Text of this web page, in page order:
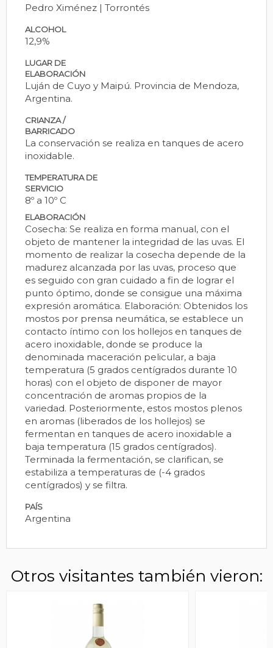
Pedro Ximénez | Torrontés
ALCOHOL
12,9%
LUGAR DE
ELABORACIÓN
Luján de Cuyo y Maipú. Provincia de Mendoza,
Argentina.
CRIANZA /
BARRICADO
La conservación se realiza en tanques de acero
inoxidable.
TEMPERATURA DE
SERVICIO
8º a 10º C
ELABORACIÓN
Cosecha: Se realiza en forma manual, con el
objeto de mantener la integridad de las uvas. El
momento de realizar la cosecha depende de la
madurez alcanzada por las uvas, proceso que
es seguido con gran cuidado a fin de lograr el
punto óptimo, donde se consigue una máxima
expresión aromática. Elaboración: Obtenidos los
mostos por prensa neumática, se establece un
contacto íntimo con los hollejos en tanques de
acero inoxidable, donde se produce la
denominada maceración pelicular, a baja
temperatura (5 grados centígrados durante 10
horas) con el objeto de disponer de mayor
concentración de aromas propios de la
variedad. Posteriormente, estos mostos plenos
en aromas (liberados de los hollejos) se
fermentan en tanques de acero inoxidable a
baja temperatura (15 grados centígrados).
Terminada la fermentación, se clarifican, se
estabiliza a temperaturas de (-4 grados
centígrados) y se filtra.
PAÍS
Argentina
Otros visitantes también vieron: